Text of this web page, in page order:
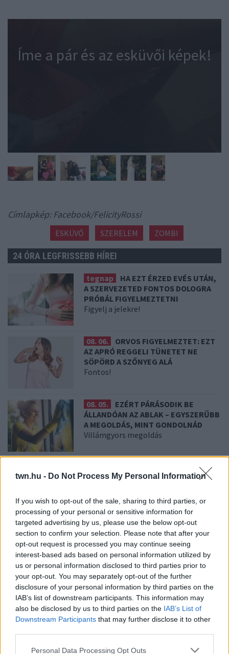
twn.hu - Do Not Process My Personal Information
If you wish to opt-out of the sale, sharing to third parties, or
processing of your personal or sensitive information for
targeted advertising by us, please use the below opt-out
section to confirm your selection. Please note that after your
opt-out request is processed you may continue seeing
interest-based ads based on personal information utilized by
us or personal information disclosed to third parties prior to
your opt-out. You may separately opt-out of the further
disclosure of your personal information by third parties on the
IAB’s list of downstream participants. This information may
also be disclosed by us to third parties on the IAB’s List of
Downstream Participants that may further disclose it to other
Please note that this website/app uses one or more Google
Personal Data Processing Opt Outs
Íme a pár és az esküvői képek!
Címlapkép: Facebook/FelicityRossi
ESKÜVŐ SZERELEM ZOMBI
24 ÓRA LEGFRISSEBB HÍREI
tegnap
HA EZT ÉRZED EVÉS UTÁN,
A SZERVEZETED FONTOS DOLOGRA
PRÓBÁL FIGYELMEZTETNI
Figyelj a jelekre!
08. 06.
ORVOS FIGYELMEZTET: EZT
AZ APRÓ REGGELI TÜNETET NE
SÖPÖRD A SZŐNYEG ALÁ
Fontos!
08. 05.
EZÉRT PÁRÁSODIK BE
ÁLLANDÓAN AZ ABLAK – EGYSZERŰBB
A MEGOLDÁS, MINT GONDOLNÁD
Villámgyors megoldás
SZÓDABIKARBÓNÁVAL: EZZEL LESZ
A legjobb trükk
08. 03.
HA MINDIG EZT A MONDATOT HASZNÁLOD, AZ
RENDKÍVÜL MAGAS ÉRZELMI INTELLIGENCIÁRA UTALHAT
Te szoktad?
08. 02.
SOKAN ROSSZUL TÁROLJÁK A GYÓGYSZEREIKET –
EMIATT CSÖKKENHET A HATÁSUK
Érdemes odafigyelni rá
08. 01.
EGYRE TÖBB FIATALNÁL JELENTKEZIK EZ A
VITAMINHIÁNY – ILYEN JELEKRE FIGYELJ
Erre figyelj!